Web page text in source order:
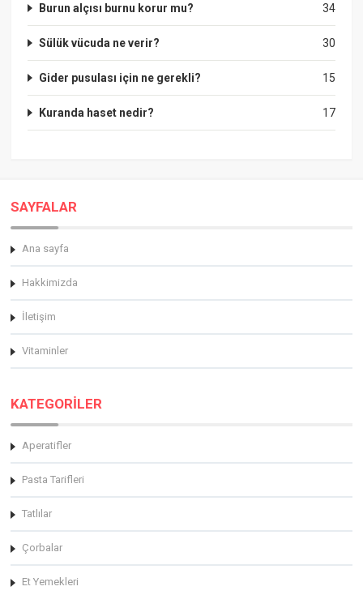
34
Burun alçısı burnu korur mu?
30
Sülük vücuda ne verir?
15
Gider pusulası için ne gerekli?
17
Kuranda haset nedir?
SAYFALAR
Ana sayfa
Hakkimizda
İletişim
Vitaminler
KATEGORİLER
Aperatifler
Pasta Tarifleri
Tatlılar
Çorbalar
Et Yemekleri